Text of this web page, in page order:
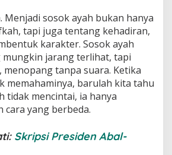
Menjadi sosok ayah bukan hanya
tapi juga tentang kehadiran,
karakter. Sosok ayah
mungkin jarang terlihat, tapi
menopang tanpa suara. Ketika
memahaminya, barulah kita tahu
tidak mencintai, ia hanya
cara yang berbeda.
Skripsi Presiden Abal-